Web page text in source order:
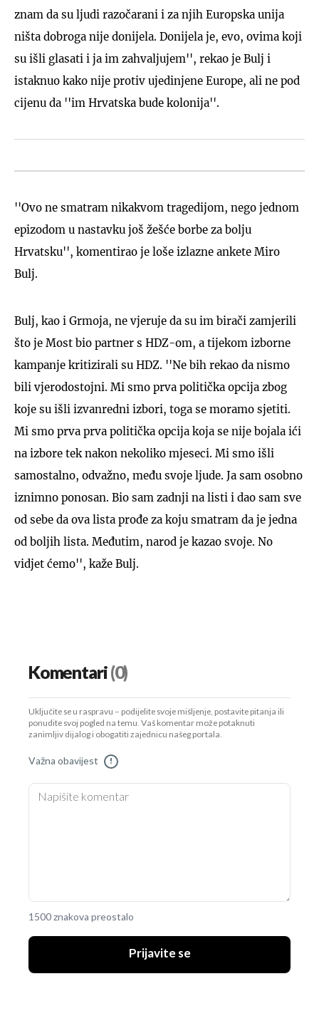
znam da su ljudi razočarani i za njih Europska unija
ništa dobroga nije donijela. Donijela je, evo, ovima koji
su išli glasati i ja im zahvaljujem'', rekao je Bulj i
istaknuo kako nije protiv ujedinjene Europe, ali ne pod
cijenu da ''im Hrvatska bude kolonija''.
''Ovo ne smatram nikakvom tragedijom, nego jednom
epizodom u nastavku još žešće borbe za bolju
Hrvatsku'', komentirao je loše izlazne ankete Miro
Bulj.
Bulj, kao i Grmoja, ne vjeruje da su im birači zamjerili
što je Most bio partner s HDZ-om, a tijekom izborne
kampanje kritizirali su HDZ. ''Ne bih rekao da nismo
bili vjerodostojni. Mi smo prva politička opcija zbog
koje su išli izvanredni izbori, toga se moramo sjetiti.
Mi smo prva prva politička opcija koja se nije bojala ići
na izbore tek nakon nekoliko mjeseci. Mi smo išli
samostalno, odvažno, među svoje ljude. Ja sam osobno
iznimno ponosan. Bio sam zadnji na listi i dao sam sve
od sebe da ova lista prođe za koju smatram da je jedna
od boljih lista. Međutim, narod je kazao svoje. No
vidjet ćemo'', kaže Bulj.
Komentari(0)
Uključite se u raspravu – podijelite svoje mišljenje, postavite pitanja ili
ponudite svoj pogled na temu. Vaš komentar može potaknuti
zanimljiv dijalog i obogatiti zajednicu našeg portala.
Važna obavijest !
1500 znakova preostalo
Prijavite se